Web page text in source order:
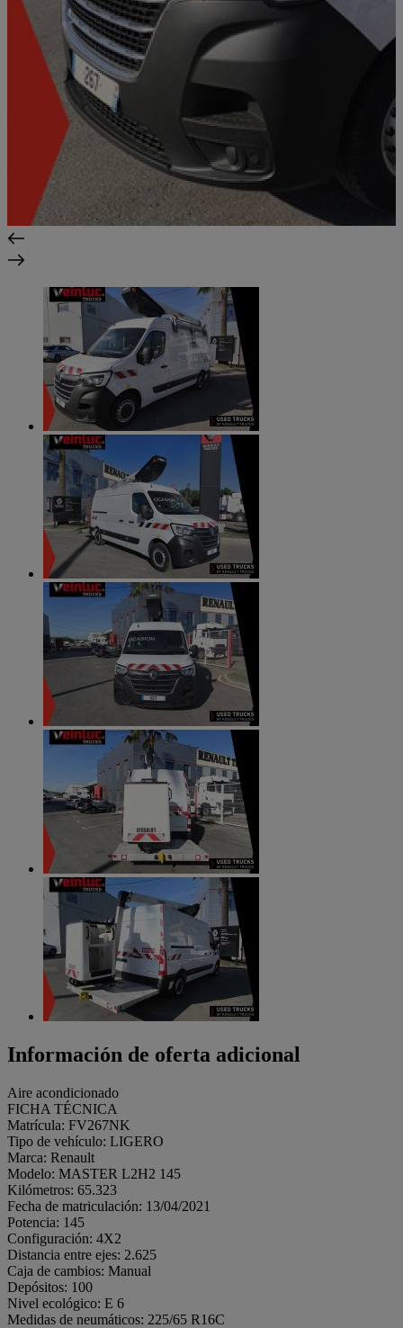
Información de oferta adicional
Aire acondicionado
FICHA TÉCNICA
Matrícula: FV267NK
Tipo de vehículo: LIGERO
Marca: Renault
Modelo: MASTER L2H2 145
Kilómetros: 65.323
Fecha de matriculación: 13/04/2021
Potencia: 145
Configuración: 4X2
Distancia entre ejes: 2.625
Caja de cambios: Manual
Depósitos: 100
Nivel ecológico: E 6
Medidas de neumáticos: 225/65 R16C